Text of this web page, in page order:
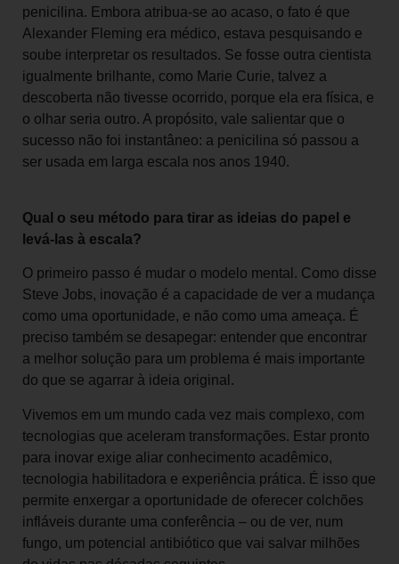
penicilina. Embora atribua-se ao acaso, o fato é que
Alexander Fleming era médico, estava pesquisando e
soube interpretar os resultados. Se fosse outra cientista
igualmente brilhante, como Marie Curie, talvez a
descoberta não tivesse ocorrido, porque ela era física, e
o olhar seria outro. A propósito, vale salientar que o
sucesso não foi instantâneo: a penicilina só passou a
ser usada em larga escala nos anos 1940.
Qual o seu método para tirar as ideias do papel e
levá-las à escala?
O primeiro passo é mudar o modelo mental. Como disse
Steve Jobs, inovação é a capacidade de ver a mudança
como uma oportunidade, e não como uma ameaça. É
preciso também se desapegar: entender que encontrar
a melhor solução para um problema é mais importante
do que se agarrar à ideia original.
Vivemos em um mundo cada vez mais complexo, com
tecnologias que aceleram transformações. Estar pronto
para inovar exige aliar conhecimento acadêmico,
tecnologia habilitadora e experiência prática. É isso que
permite enxergar a oportunidade de oferecer colchões
infláveis durante uma conferência – ou de ver, num
fungo, um potencial antibiótico que vai salvar milhões